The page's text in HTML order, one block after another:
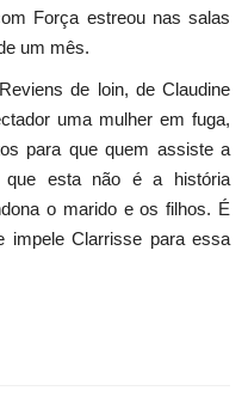
Força estreou nas salas
um mês.
de loin, de Claudine
uma mulher em fuga,
para que quem assiste a
que esta não é a história
o marido e os filhos. É
impele Clarrisse para essa